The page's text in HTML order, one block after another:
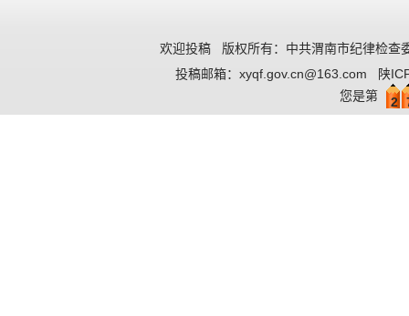
欢迎投稿 版权所有：中共渭南市纪律检查
投稿邮箱： xyqf.gov.cn@163.com
陕
您是第